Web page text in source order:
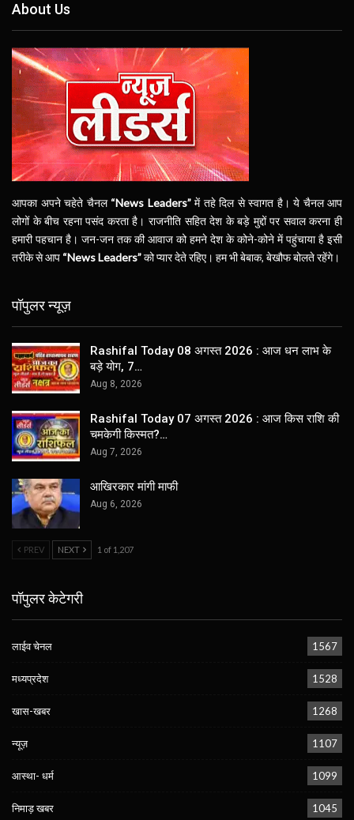
About Us
आपका अपने चहेते चैनल “News Leaders”में तहे दिल से स्वागत है। ये चैनल आप
लोगों के बीच रहना पसंद करता है। राजनीति सहित देश के बड़े मुद्दों पर सवाल करना ही
हमारी पहचान है। जन-जन तक की आवाज को हमने देश के कोने-कोने में पहुंचाया है इसी
तरीके से आप “News Leaders”को प्यार देते रहिए। हम भी बेबाक, बेखौफ बोलते रहेंगे।
पॉपुलर न्यूज़
Rashifal Today 08 अगस्त 2026 : आज धन लाभ के
बड़े योग, 7…
Aug 8, 2026
Rashifal Today 07 अगस्त 2026 : आज किस राशि की
चमकेगी किस्मत?…
Aug 7, 2026
आखिरकार मांगी माफी
Aug 6, 2026
PREV NEXT 1 of 1,207
पॉपुलर केटेगरी
लाईव चेनल 1567
मध्यप्रदेश 1528
खास-खबर 1268
न्यूज़ 1107
आस्था- धर्म 1099
निमाड़ खबर 1045